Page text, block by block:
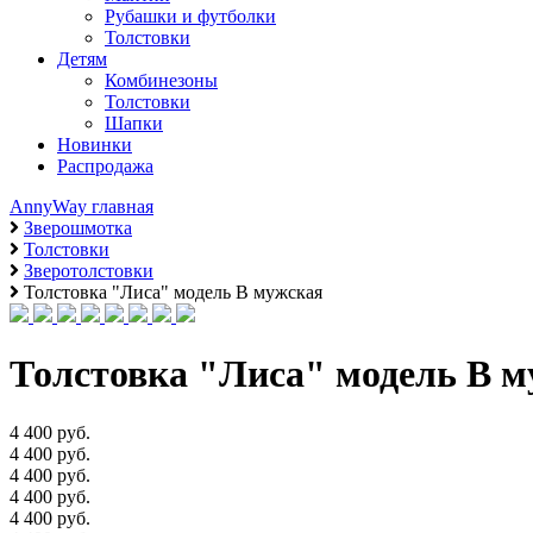
Рубашки и футболки
Толстовки
Детям
Комбинезоны
Толстовки
Шапки
Новинки
Распродажа
AnnyWay главная
Зверошмотка
Толстовки
Зверотолстовки
Толстовка "Лиса" модель B мужская
Толстовка "Лиса" модель B
4 400 руб.
4 400 руб.
4 400 руб.
4 400 руб.
4 400 руб.